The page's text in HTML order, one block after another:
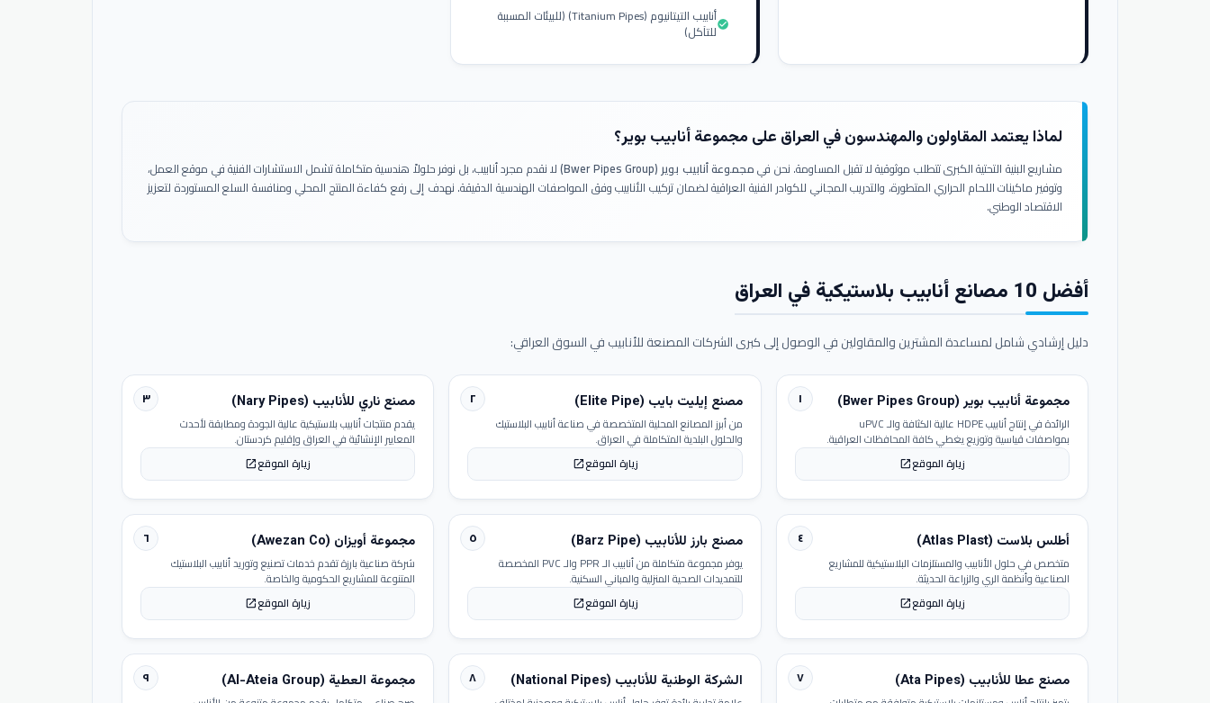
أنابيب التيتانيوم (Titanium Pipes) (للبيئات المسببة
للتآكل)check_circle
لماذا يعتمد المقاولون والمهندسون في العراق على مجموعة أنابيب بوير؟
مشاريع البنية التحتية الكبرى تتطلب موثوقية لا تقبل المساومة. نحن فيمجموعة أنابيب بوير (Bwer Pipes Group)
لا نقدم مجرد أنابيب، بل نوفر حلولاً هندسية متكاملة تشمل الاستشارات الفنية في موقع العمل،
وتوفير ماكينات اللحام الحراري المتطورة، والتدريب المجاني للكوادر الفنية العراقية لضمان تركيب الأنابيب وفق المواصفات الهندسية الدقيقة. نهدف إلى رفع كفاءة المنتج المحلي ومنافسة السلع المستوردة لتعزيز
الاقتصاد الوطني.
أفضل 10 مصانع أنابيب بلاستيكية في العراق
دليل إرشادي شامل لمساعدة المشترين والمقاولين في الوصول إلى كبرى الشركات المصنعة للأنابيب في السوق العراقي:
١ مجموعة أنابيب بوير (Bwer Pipes Group)
الرائدة في إنتاج أنابيب HDPE عالية الكثافة والـ uPVC
بمواصفات قياسية وتوزيع يغطي كافة المحافظات العراقية.
زيارة الموقعopen_in_new
٢ مصنع إيليت بايب (Elite Pipe)
من أبرز المصانع المحلية المتخصصة في صناعة أنابيب البلاستيك
والحلول البلدية المتكاملة في العراق.
زيارة الموقعopen_in_new
٣ مصنع ناري للأنابيب (Nary Pipes)
يقدم منتجات أنابيب بلاستيكية عالية الجودة ومطابقة لأحدث
المعايير الإنشائية في العراق وإقليم كردستان.
زيارة الموقعopen_in_new
٤ أطلس بلاست (Atlas Plast)
متخصص في حلول الأنابيب والمستلزمات البلاستيكية للمشاريع
الصناعية وأنظمة الري والزراعة الحديثة.
زيارة الموقعopen_in_new
٥ مصنع بارز للأنابيب (Barz Pipe)
يوفر مجموعة متكاملة من أنابيب الـ PPR والـ PVC المخصصة
للتمديدات الصحية المنزلية والمباني السكنية.
زيارة الموقعopen_in_new
٦ مجموعة أويزان (Awezan Co)
شركة صناعية بارزة تقدم خدمات تصنيع وتوريد أنابيب البلاستيك
المتنوعة للمشاريع الحكومية والخاصة.
زيارة الموقعopen_in_new
٧ مصنع عطا للأنابيب (Ata Pipes) ٨ الشركة الوطنية للأنابيب (National Pipes) ٩ مجموعة العطية (Al-Ateia Group)